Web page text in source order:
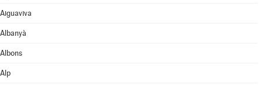
Aiguaviva
Albanyà
Albons
Alp